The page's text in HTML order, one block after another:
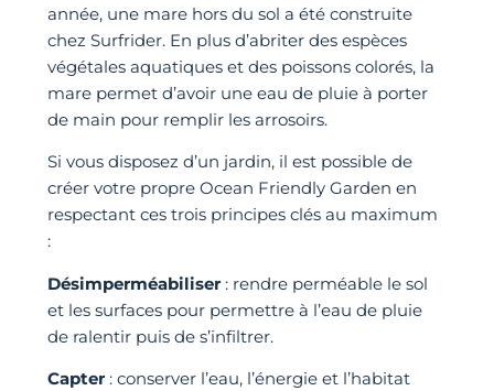
année, une mare hors du sol a été construite
chez Surfrider. En plus d’abriter des espèces
végétales aquatiques et des poissons colorés, la
mare permet d’avoir une eau de pluie à porter
de main pour remplir les arrosoirs.
Si vous disposez d’un jardin, il est possible de
créer votre propre Ocean Friendly Garden en
respectant ces trois principes clés au maximum
:
Désimperméabiliser: rendre perméable le sol
et les surfaces pour permettre à l’eau de pluie
de ralentir puis de s’infiltrer.
Capter: conserver l’eau, l’énergie et l’habitat